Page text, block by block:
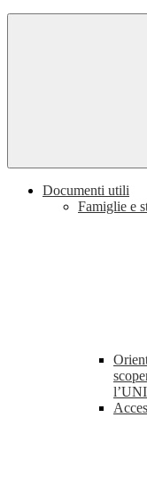
Documenti utili
Famiglie e